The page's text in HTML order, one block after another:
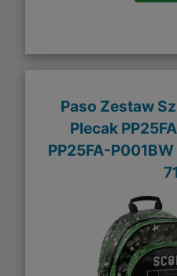
Paso Zestaw
Plecak
PP25FA-